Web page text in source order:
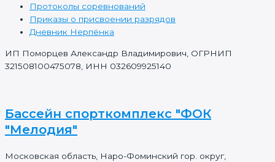
Протоколы соревнований
Приказы о присвоении разрядов
Дневник Нерпёнка
ИП Поморцев Александр Владимирович, ОГРНИП
321508100475078, ИНН 032609925140
Бассейн спорткомплекс "ФОК
"Мелодия"
Московская область, Наро-Фоминский гор. округ,